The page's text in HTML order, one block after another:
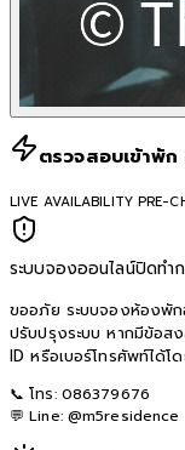
ตรวจสอบเข้าพั
LIVE AVAILABILITY PRE-
ระบบจองออนไลน์ปิดทำ
ขออภัย ระบบจองห้องพัก
ปรับปรุงระบบ หากมีข้อ
ID หรือเบอร์โทรศัพท์ได้โ
📞 โทร: 086379676
💬 Line: @m5residence